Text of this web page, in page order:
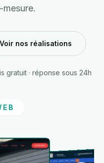
mesure.
Voir nos réalisations
gratuit · réponse sous 24h